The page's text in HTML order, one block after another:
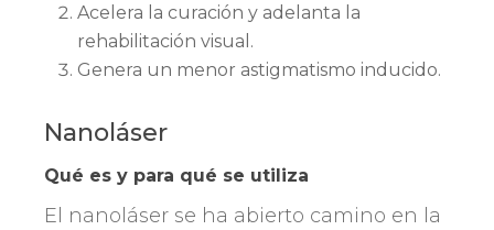
Acelera la curación y adelanta la
rehabilitación visual.
Genera un menor astigmatismo inducido.
Nanoláser
Qué es y para qué se utiliza
El nanoláser se ha abierto camino en la